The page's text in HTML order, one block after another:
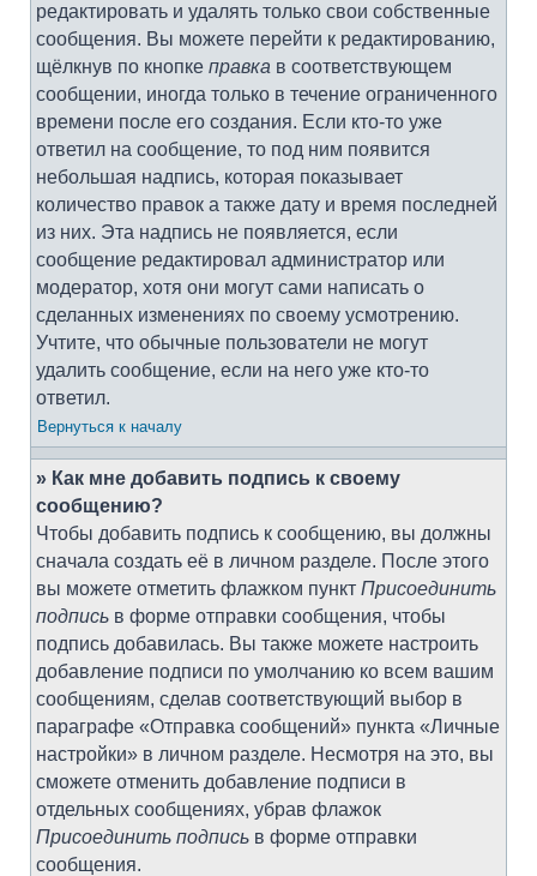
редактировать и удалять только свои собственные
сообщения. Вы можете перейти к редактированию,
щёлкнув по кнопке правка в соответствующем
сообщении, иногда только в течение ограниченного
времени после его создания. Если кто-то уже
ответил на сообщение, то под ним появится
небольшая надпись, которая показывает
количество правок а также дату и время последней
из них. Эта надпись не появляется, если
сообщение редактировал администратор или
модератор, хотя они могут сами написать о
сделанных изменениях по своему усмотрению.
Учтите, что обычные пользователи не могут
удалить сообщение, если на него уже кто-то
ответил.
Вернуться к началу
» Как мне добавить подпись к своему
сообщению?
Чтобы добавить подпись к сообщению, вы должны
сначала создать её в личном разделе. После этого
вы можете отметить флажком пункт Присоединить
подпись в форме отправки сообщения, чтобы
подпись добавилась. Вы также можете настроить
добавление подписи по умолчанию ко всем вашим
сообщениям, сделав соответствующий выбор в
параграфе «Отправка сообщений» пункта «Личные
настройки» в личном разделе. Несмотря на это, вы
сможете отменить добавление подписи в
отдельных сообщениях, убрав флажок
Присоединить подпись в форме отправки
сообщения.